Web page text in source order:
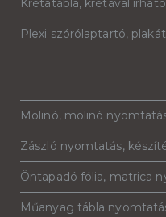
Krétatábla, krétával
Plexi szórólaptartó,
Molinó, molinó
Zászló nyomtatás,
Öntapadó fólia, matrica
Műanyag tábla